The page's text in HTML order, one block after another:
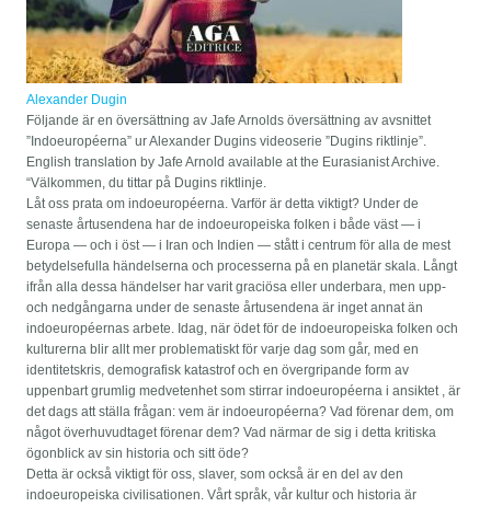
Alexander Dugin
Följande är en översättning av Jafe Arnolds översättning av avsnittet
”Indoeuropéerna” ur Alexander Dugins videoserie ”Dugins riktlinje”.
English translation by Jafe Arnold available at the Eurasianist Archive.
“Välkommen, du tittar på Dugins riktlinje.
Låt oss prata om indoeuropéerna. Varför är detta viktigt? Under de
senaste årtusendena har de indoeuropeiska folken i både väst — i
Europa — och i öst — i Iran och Indien — stått i centrum för alla de mest
betydelsefulla händelserna och processerna på en planetär skala. Långt
ifrån alla dessa händelser har varit graciösa eller underbara, men upp-
och nedgångarna under de senaste årtusendena är inget annat än
indoeuropéernas arbete. Idag, när ödet för de indoeuropeiska folken och
kulturerna blir allt mer problematiskt för varje dag som går, med en
identitetskris, demografisk katastrof och en övergripande form av
uppenbart grumlig medvetenhet som stirrar indoeuropéerna i ansiktet , är
det dags att ställa frågan: vem är indoeuropéerna? Vad förenar dem, om
något överhuvudtaget förenar dem? Vad närmar de sig i detta kritiska
ögonblick av sin historia och sitt öde?
Detta är också viktigt för oss, slaver, som också är en del av den
indoeuropeiska civilisationen. Vårt språk, vår kultur och historia är